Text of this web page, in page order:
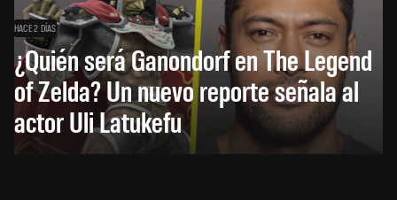
HACE 2 DÍAS
¿Quién será Ganondorf en The Legend
of Zelda? Un nuevo reporte señala al
actor Uli Latukefu